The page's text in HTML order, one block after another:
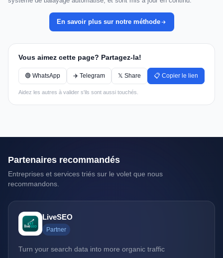
En savoir plus sur notre méthode
Vous aimez cette page? Partagez-la!
🟢 WhatsApp ✈️ Telegram 𝕏 Share 📋 Copier le lien
Aidez les autres à valider s'ils sont aussi touchés.
Partenaires recommandés
Entreprises et services triés sur le volet que nous
recommandons.
LiveSEO
Partner
Turn your search data into more organic traffic